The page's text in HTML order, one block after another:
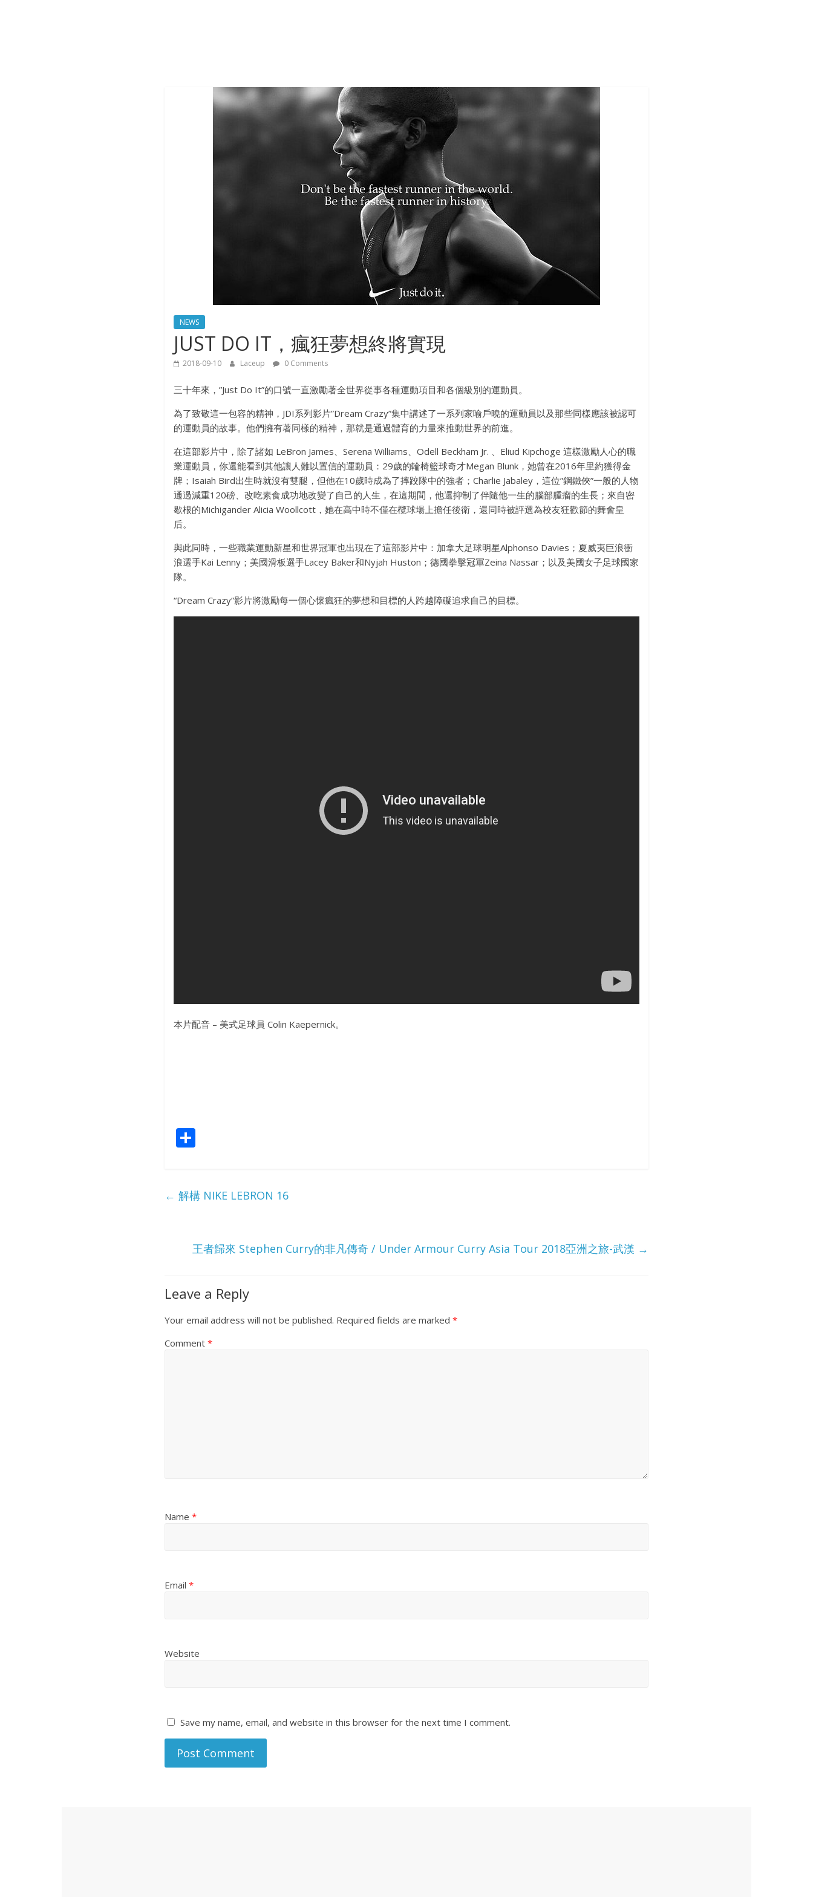
NEWS
JUST DO IT，瘋狂夢想終將實現
2018-09-10 Laceup 0 Comments
三十年來，”Just Do It”的口號一直激勵著全世界從事各種運動項目和各個級別的運動員。
為了致敬這一包容的精神，JDI系列影片”Dream Crazy”集中講述了一系列家喻戶曉的運動員以及那些同樣應該被認可
的運動員的故事。他們擁有著同樣的精神，那就是通過體育的力量來推動世界的前進。
在這部影片中，除了諸如 LeBron James、Serena Williams、Odell Beckham Jr. 、Eliud Kipchoge 這樣激勵人心的職
業運動員，你還能看到其他讓人難以置信的運動員：29歲的輪椅籃球奇才Megan Blunk，她曾在2016年里約獲得金
牌；Isaiah Bird出生時就沒有雙腿，但他在10歲時成為了摔跤隊中的強者；Charlie Jabaley，這位”鋼鐵俠”一般的人物
通過減重120磅、改吃素食成功地改變了自己的人生，在這期間，他還抑制了伴隨他一生的腦部腫瘤的生長；來自密
歇根的Michigander Alicia Woollcott，她在高中時不僅在欖球場上擔任後衛，還同時被評選為校友狂歡節的舞會皇
后。
與此同時，一些職業運動新星和世界冠軍也出現在了這部影片中：加拿大足球明星Alphonso Davies；夏威夷巨浪衝
浪選手Kai Lenny；美國滑板選手Lacey Baker和Nyjah Huston；德國拳擊冠軍Zeina Nassar；以及美國女子足球國家
隊。
“Dream Crazy”影片將激勵每一個心懷瘋狂的夢想和目標的人跨越障礙追求自己的目標。
本片配音 – 美式足球員 Colin Kaepernick。
e
← 解構 NIKE LEBRON 16
王者歸來 Stephen Curry的非凡傳奇 / Under Armour Curry Asia Tour 2018亞洲之旅-武漢 →
Leave a Reply
Your email address will not be published. Required fields are marked *
Comment *
Name *
Email *
Website
Save my name, email, and website in this browser for the next time I comment.